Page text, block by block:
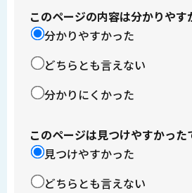
このページの内容は分かりやす
分かりやすかった
どちらとも言えない
分かりにくかった
このページは見つけやすかった
見つけやすかった
どちらとも言えない